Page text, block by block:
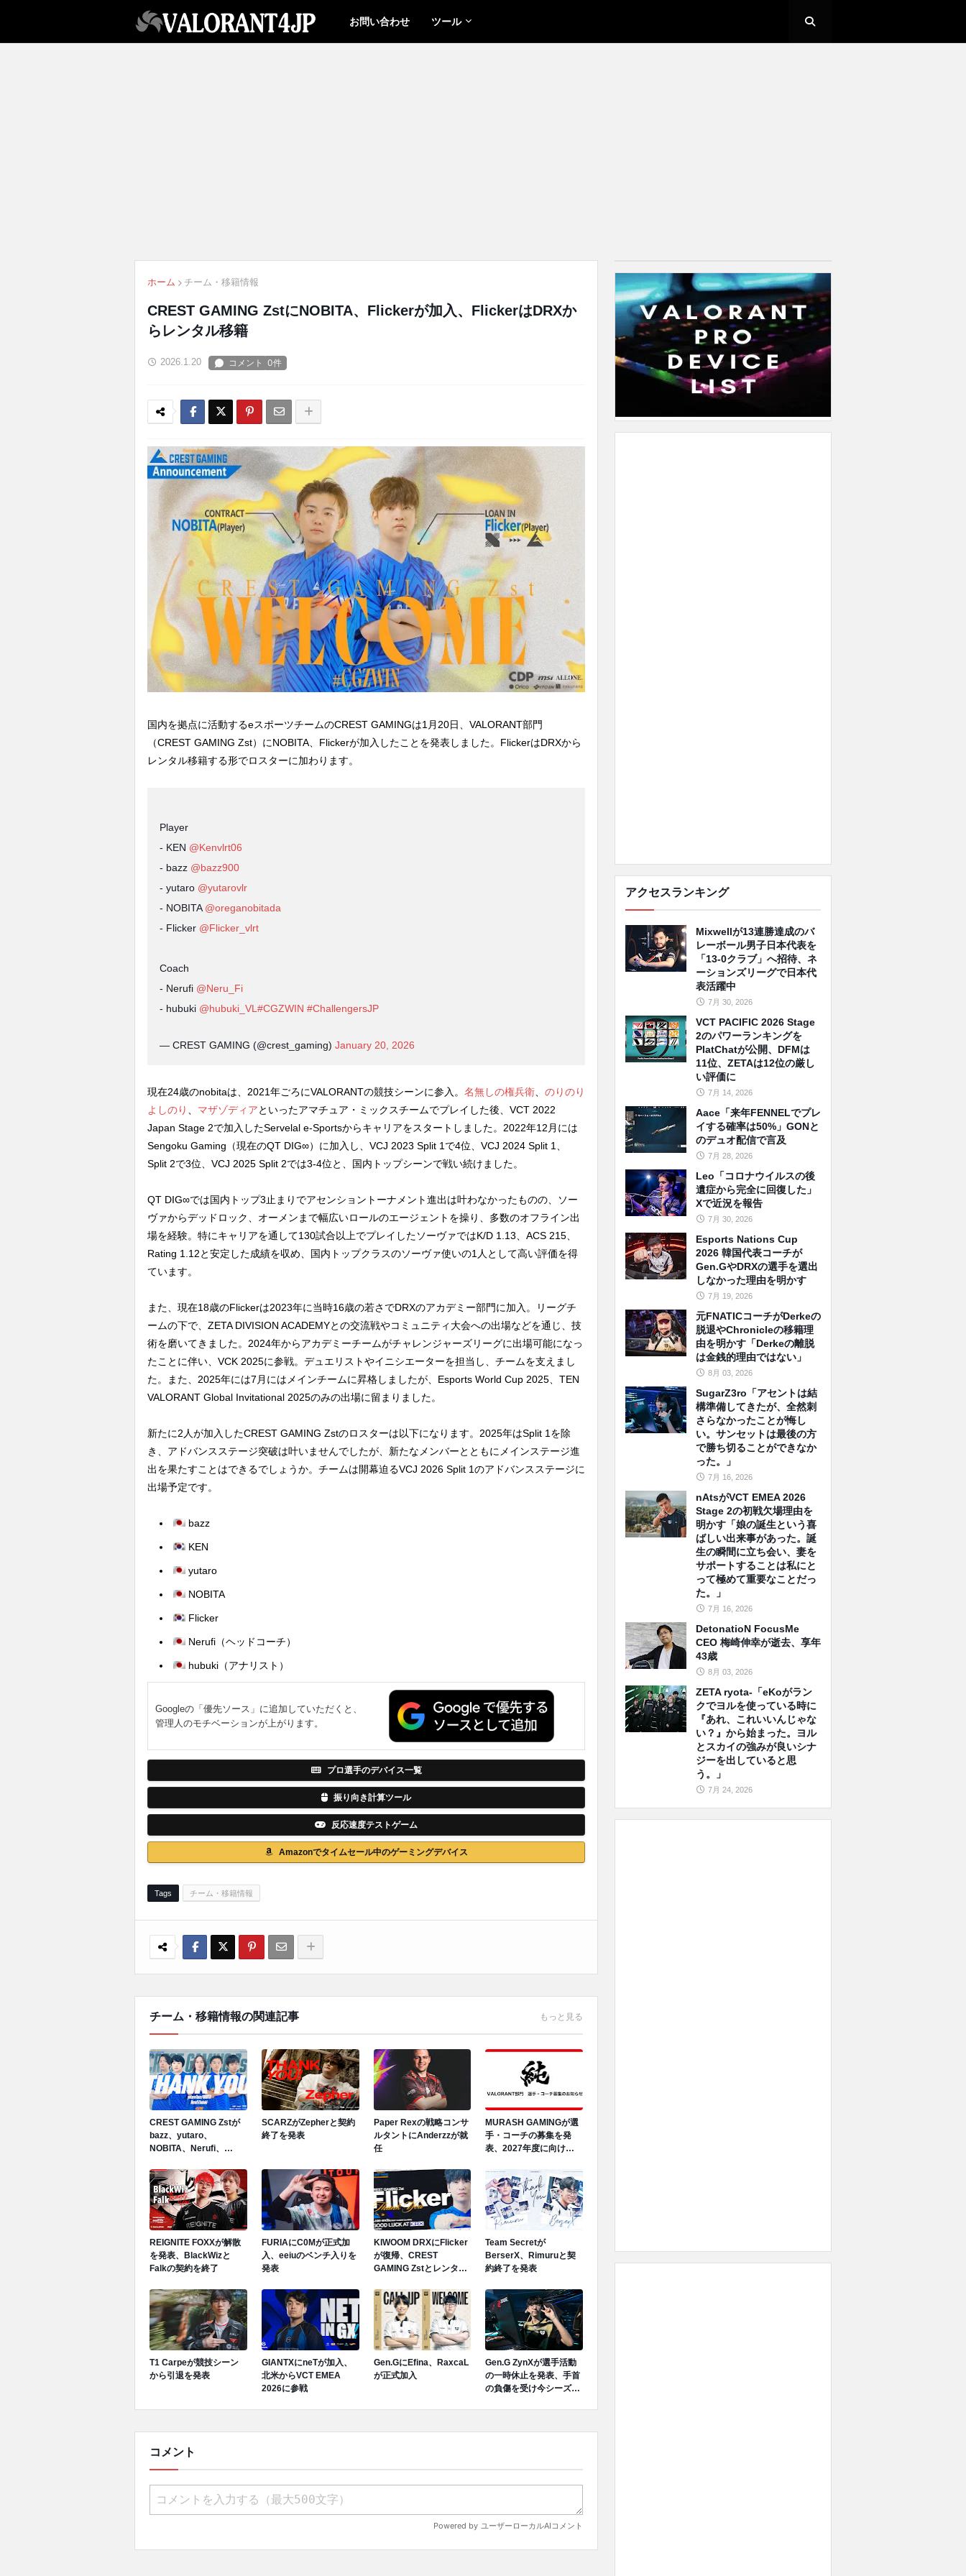
お問い合わせ ツール
ホーム チーム・移籍情報
CREST GAMING ZstにNOBITA、Flickerが加入、FlickerはDRXか
らレンタル移籍
2026.1.20
国内を拠点に活動するeスポーツチームのCREST GAMINGは1月20日、VALORANT部門
（CREST GAMING Zst）にNOBITA、Flickerが加入したことを発表しました。FlickerはDRXから
レンタル移籍する形でロスターに加わります。
Player
- KEN @Kenvlrt06
- bazz @bazz900
- yutaro @yutarovlr
- NOBITA @oreganobitada
- Flicker @Flicker_vlrt
Coach
- Nerufi @Neru_Fi
- hubuki @hubuki_VL #CGZWIN #ChallengersJP
— CREST GAMING (@crest_gaming) January 20, 2026
現在24歳のnobitaは、2021年ごろにVALORANTの競技シーンに参入。 名無しの権兵衛
のりのり
よしのり
マザゾディアといったアマチュア・ミックスチームでプレイした後、VCT 2022
Japan Stage 2で加入したServelal e-Sportsからキャリアをスタートしました。2022年12月には
Sengoku Gaming（現在のQT DIG∞）に加入し、VCJ 2023 Split 1で4位、VCJ 2024 Split 1、
Split 2で3位、VCJ 2025 Split 2では3-4位と、国内トップシーンで戦い続けました。
QT DIG∞では国内トップ3止まりでアセンショントーナメント進出は叶わなかったものの、ソー
ヴァからデッドロック、オーメンまで幅広いロールのエージェントを操り、多数のオフライン出
場を経験。特にキャリアを通して130試合以上でプレイしたソーヴァではK/D 1.13、ACS 215、
Rating 1.12と安定した成績を収め、国内トップクラスのソーヴァ使いの1人として高い評価を得
ています。
また、現在18歳のFlickerは2023年に当時16歳の若さでDRXのアカデミー部門に加入。リーグチ
ームの下で、ZETA DIVISION ACADEMYとの交流戦やコミュニティ大会への出場などを通じ、技
術を磨いてきました。2024年からアカデミーチームがチャレンジャーズリーグに出場可能になっ
たことに伴い、VCK 2025に参戦。デュエリストやイニシエーターを担当し、チームを支えまし
た。また、2025年には7月にはメインチームに昇格しましたが、Esports World Cup 2025、TEN
VALORANT Global Invitational 2025のみの出場に留まりました。
新たに2人が加入したCREST GAMING Zstのロスターは以下になります。2025年はSplit 1を除
き、アドバンスステージ突破は叶いませんでしたが、新たなメンバーとともにメインステージ進
出を果たすことはできるでしょうか。チームは開幕迫るVCJ 2026 Split 1のアドバンスステージに
出場予定です。
bazz
KEN
yutaro
NOBITA
Flicker
Nerufi（ヘッドコーチ）
hubuki（アナリスト）
Googleの「優先ソース」に追加していただくと、
管理人のモチベーションが上がります。
プロ選手のデバイス一覧
振り向き計算ツール
反応速度テストゲーム
Amazonでタイムセール中のゲーミングデバイス
Tags チーム・移籍情報
チーム・移籍情報の関連記事 もっと見る
CREST GAMING Zstが
bazz、yutaro、
NOBITA、Nerufi、
SCARZがZepherと契約
終了を発表
Paper Rexの戦略コンサ
ルタントにAnderzzが就
任
MURASH GAMINGが選
手・コーチの募集を発
表、2027年度に向けロ
REIGNITE FOXXが解散
を発表、BlackWizと
Falkの契約を終了
FURIAにC0Mが正式加
入、eeiuのベンチ入りを
発表
KIWOOM DRXにFlicker
が復帰、CREST
GAMING Zstとレンタル
Team Secretが
BerserX、Rimuruと契
約終了を発表
T1 Carpeが競技シーン
から引退を発表
GIANTXにneTが加入、
北米からVCT EMEA
2026に参戦
Gen.GにEfina、RaxcaL
が正式加入
Gen.G ZynXが選手活動
の一時休止を発表、手首
の負傷を受け今シーズン
コメント
アクセスランキング
Mixwellが13連勝達成のバ
レーボール男子日本代表を
「13-0クラブ」へ招待、ネ
ーションズリーグで日本代
表活躍中
7月 30, 2026
VCT PACIFIC 2026 Stage
2のパワーランキングを
PlatChatが公開、DFMは
11位、ZETAは12位の厳し
い評価に
7月 14, 2026
Aace「来年FENNELでプレ
イする確率は50%」GONと
のデュオ配信で言及
7月 28, 2026
Leo「コロナウイルスの後
遺症から完全に回復した」
Xで近況を報告
7月 30, 2026
Esports Nations Cup
2026 韓国代表コーチが
Gen.GやDRXの選手を選出
しなかった理由を明かす
7月 19, 2026
元FNATICコーチがDerkeの
脱退やChronicleの移籍理
由を明かす「Derkeの離脱
は金銭的理由ではない」
8月 03, 2026
SugarZ3ro「アセントは結
構準備してきたが、全然刺
さらなかったことが悔し
い。サンセットは最後の方
で勝ち切ることができなか
った。」
7月 16, 2026
nAtsがVCT EMEA 2026
Stage 2の初戦欠場理由を
明かす「娘の誕生という喜
ばしい出来事があった。誕
生の瞬間に立ち会い、妻を
サポートすることは私にと
って極めて重要なことだっ
た。」
7月 16, 2026
DetonatioN FocusMe
CEO 梅崎伸幸が逝去、享年
43歳
8月 03, 2026
ZETA ryota-「eKoがラン
クでヨルを使っている時に
『あれ、これいいんじゃな
い？』から始まった。ヨル
とスカイの強みが良いシナ
ジーを出していると思
う。」
7月 24, 2026